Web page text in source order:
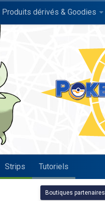
Produits dérivés & Goodies
Strips Tutoriels
Boutiques partenaires